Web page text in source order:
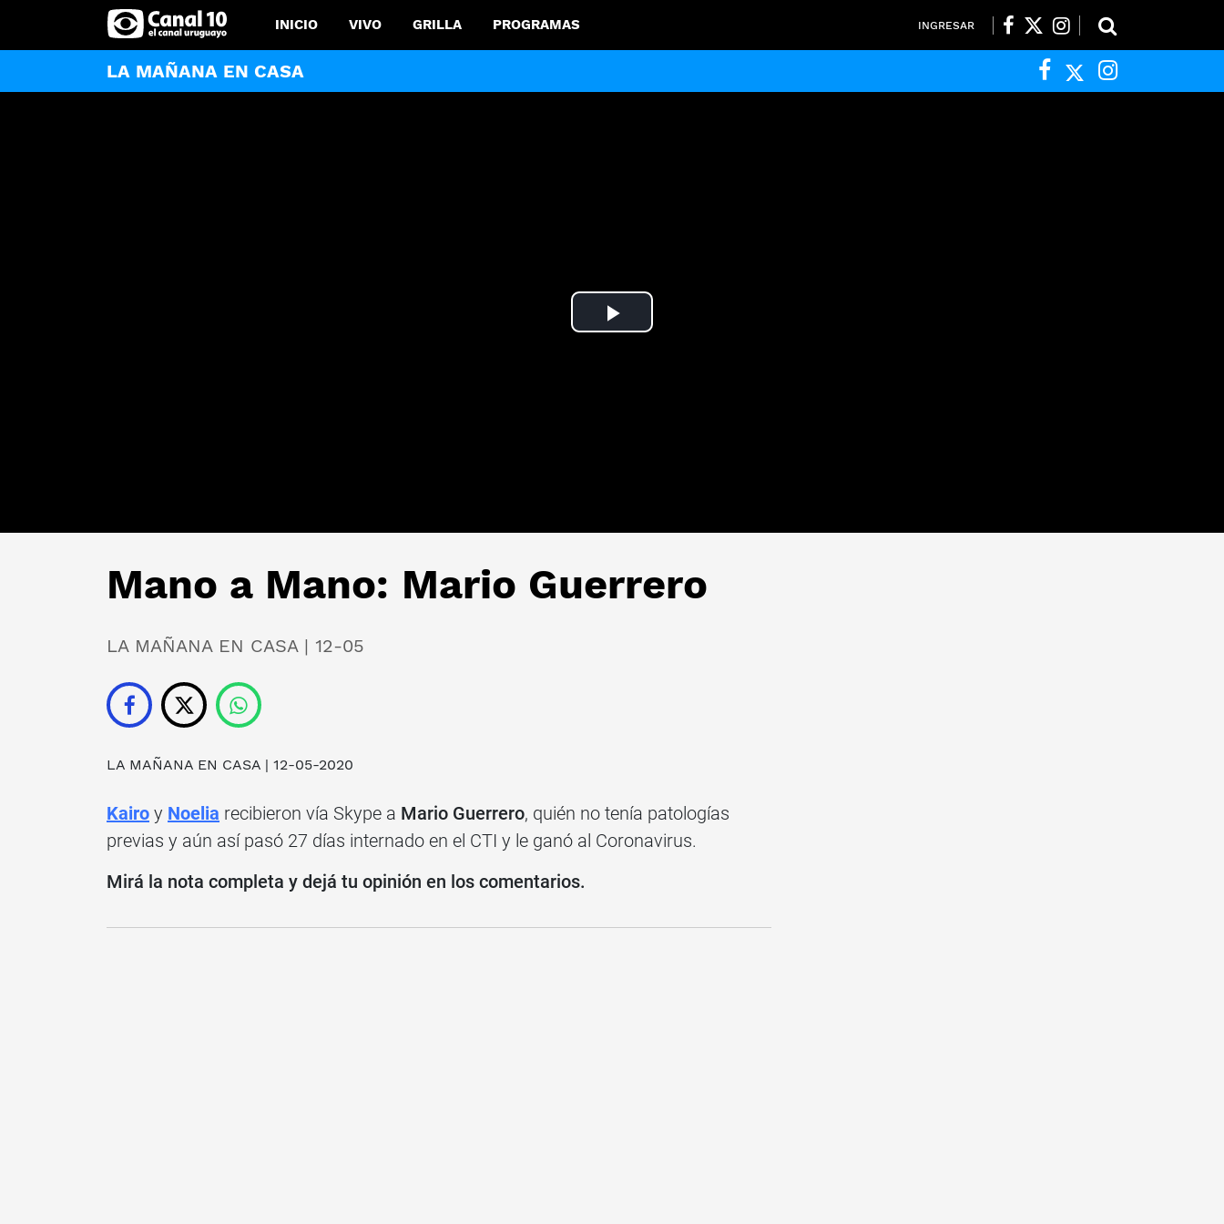
INICIO VIVO GRILLA PROGRAMAS INGRESAR
LA MAÑANA EN CASA
Play
Mano a Mano: Mario Guerrero
LA MAÑANA EN CASA | 12-05
LA MAÑANA EN CASA | 12-05-2020
Kairo y Noelia recibieron vía Skype a Mario Guerrero, quién no tenía patologías
previas y aún así pasó 27 días internado en el CTI y le ganó al Coronavirus.
Mirá la nota completa y dejá tu opinión en los comentarios.